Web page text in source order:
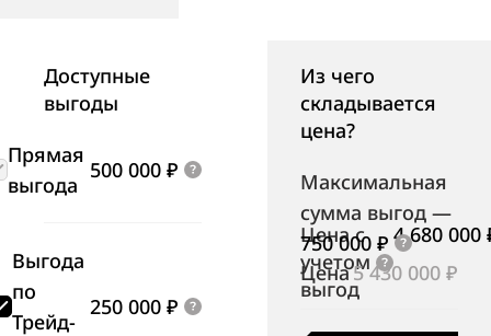
Доступные
выгоды
500 000 ₽
Прямая
выгода
250 000 ₽
Выгода
по
Трейд-
Из чего
складывается
цена?
Максимальная
сумма выгод —
750 000 ₽
Цена с
учетом
выгод
4 680 000
Цена5 430 000 ₽